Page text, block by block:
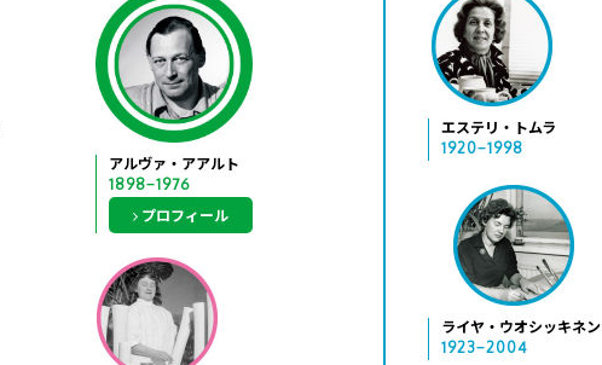
アルヴァ・アアルト
1898−1976
プロフィール
エステリ・トムラ
1920−1998
ライヤ・ウオシッキネン
1923−2004